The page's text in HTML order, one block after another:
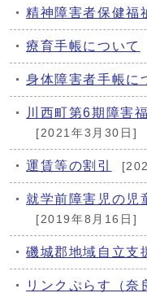
精神障害者保健福
療育手帳について
身体障害者手帳に
川西町第6期障害
[2021年3月30日]
運賃等の割引
就学前障害児の児
[2019年8月16日]
磯城郡地域自立支
リンクぷらす（奈